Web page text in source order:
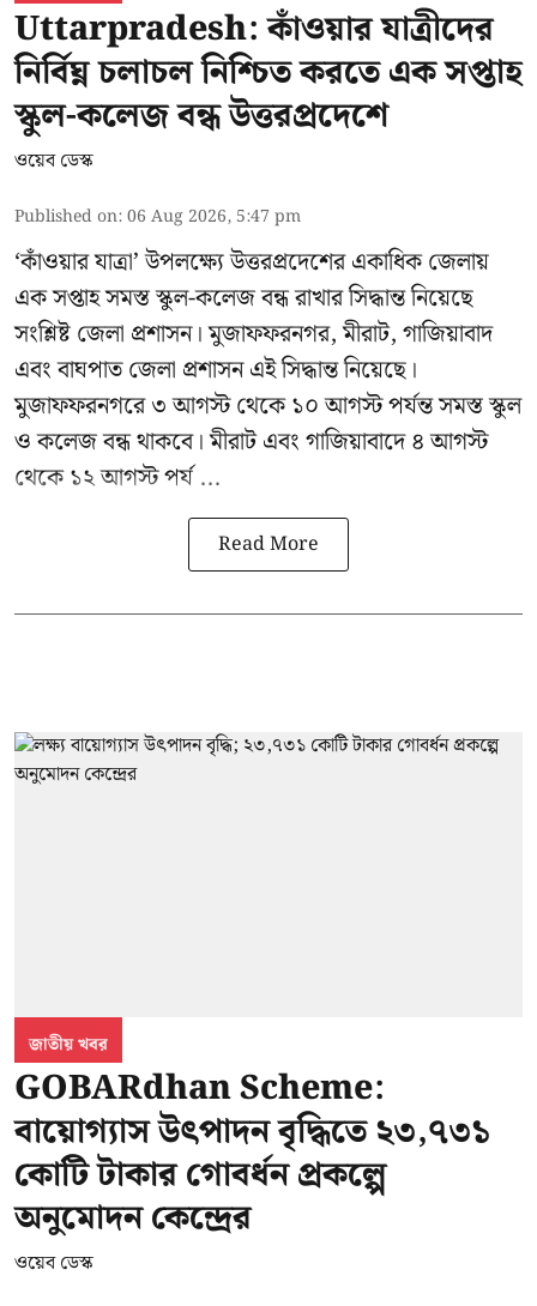
Uttarpradesh: কাঁওয়ার যাত্রীদের
নির্বিঘ্ন চলাচল নিশ্চিত করতে এক সপ্তাহ
স্কুল-কলেজ বন্ধ উত্তরপ্রদেশে
ওয়েব ডেস্ক
Published on:06 Aug 2026, 5:47 pm
‘কাঁওয়ার যাত্রা’উপলক্ষ্যে উত্তরপ্রদেশের একাধিক জেলায়
এক সপ্তাহ সমস্ত স্কুল-কলেজ বন্ধ রাখার সিদ্ধান্ত নিয়েছে
সংশ্লিষ্ট জেলা প্রশাসন। মুজাফফরনগর, মীরাট, গাজিয়াবাদ
এবং বাঘপাত জেলা প্রশাসন এই সিদ্ধান্ত নিয়েছে।
মুজাফফরনগরে ৩ আগস্ট থেকে ১০ আগস্ট পর্যন্ত সমস্ত স্কুল
ও কলেজ বন্ধ থাকবে। মীরাট এবং গাজিয়াবাদে ৪ আগস্ট
থেকে ১২ আগস্ট পর্য ...
Read More
জাতীয় খবর
GOBARdhan Scheme:
বায়োগ্যাস উৎপাদন বৃদ্ধিতে ২৩,৭৩১
কোটি টাকার গোবর্ধন প্রকল্পে
অনুমোদন কেন্দ্রের
ওয়েব ডেস্ক